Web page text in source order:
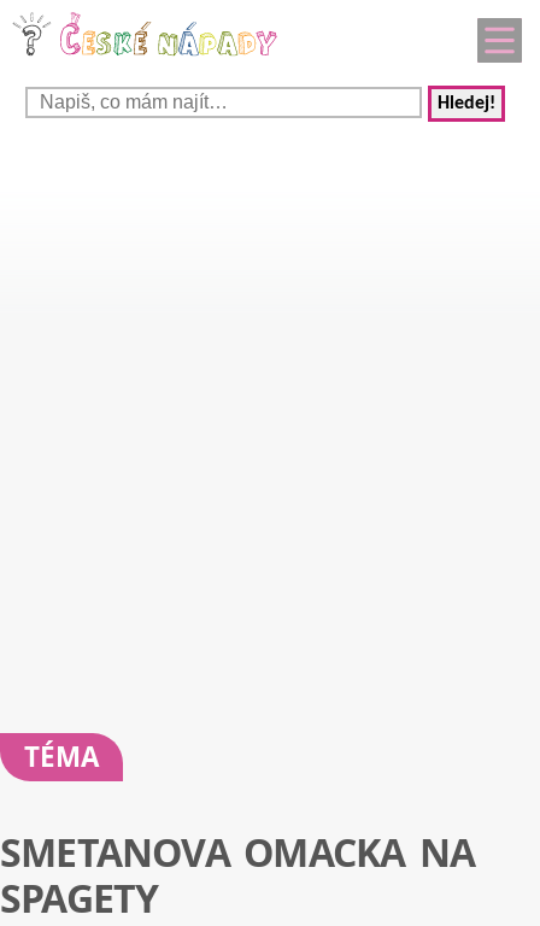
Hledej!
TÉMA
SMETANOVA OMACKA NA
SPAGETY